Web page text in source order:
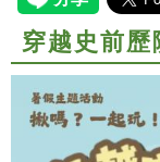
穿越史前